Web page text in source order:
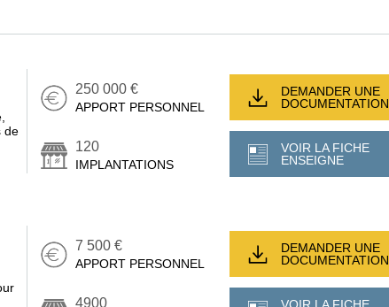
de
250 000 €
APPORT PERSONNEL
120
IMPLANTATIONS
DEMANDER UNE
DOCUMENTATION
VOIR LA FICHE
ENSEIGNE
7 500 €
APPORT PERSONNEL
4900
DEMANDER UNE
DOCUMENTATION